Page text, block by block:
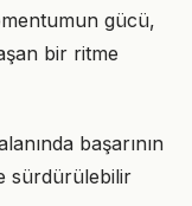
gücü,
bir ritme
başarının
sürdürülebilir